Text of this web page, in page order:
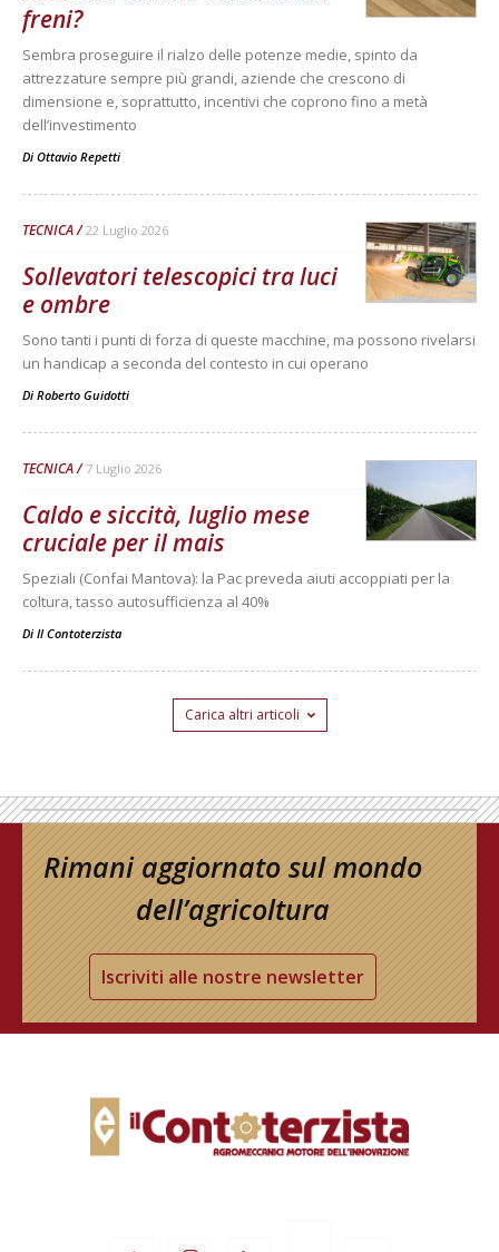
freni?
Sembra proseguire il rialzo delle potenze medie, spinto da
attrezzature sempre più grandi, aziende che crescono di
dimensione e, soprattutto, incentivi che coprono fino a metà
dell’investimento
Di Ottavio Repetti
TECNICA 22 Luglio 2026
Sollevatori telescopici tra luci
e ombre
Sono tanti i punti di forza di queste macchine, ma possono rivelarsi
un handicap a seconda del contesto in cui operano
Di Roberto Guidotti
TECNICA 7 Luglio 2026
Caldo e siccità, luglio mese
cruciale per il mais
Speziali (Confai Mantova): la Pac preveda aiuti accoppiati per la
coltura, tasso autosufficienza al 40%
Di Il Contoterzista
Carica altri articoli
Rimani aggiornato sul mondo
dell’agricoltura
Iscriviti alle nostre newsletter